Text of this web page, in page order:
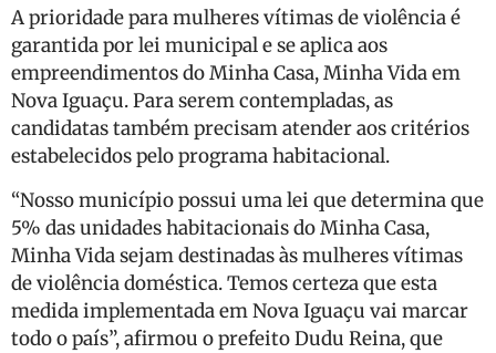
A prioridade para mulheres vítimas de violência é
garantida por lei municipal e se aplica aos
empreendimentos do Minha Casa, Minha Vida em
Nova Iguaçu. Para serem contempladas, as
candidatas também precisam atender aos critérios
estabelecidos pelo programa habitacional.
“Nosso município possui uma lei que determina que
5% das unidades habitacionais do Minha Casa,
Minha Vida sejam destinadas às mulheres vítimas
de violência doméstica. Temos certeza que esta
medida implementada em Nova Iguaçu vai marcar
todo o país”, afirmou o prefeito Dudu Reina, que